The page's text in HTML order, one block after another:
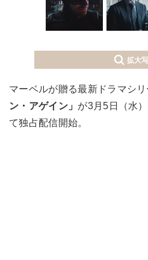
拡大
マーベルが贈る最新ドラマシ
ン・アゲイン」 が3月5日（水
て独占配信開始。